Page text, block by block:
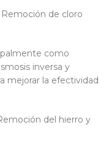
Remoción de cloro
como
inversa y
mejorar la efectividad
del hierro y